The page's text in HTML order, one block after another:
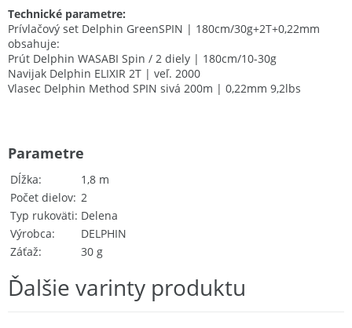
Technické parametre:
Prívlačový set Delphin GreenSPIN | 180cm/30g+2T+0,22mm
obsahuje:
Prút Delphin WASABI Spin / 2 diely | 180cm/10-30g
Navijak Delphin ELIXIR 2T | veľ. 2000
Vlasec Delphin Method SPIN sivá 200m | 0,22mm 9,2lbs
Dĺžka
1,8 m
Počet dielov 2
Typ rukoväti Delena
Výrobca
DELPHIN
Záťaž
30 g
Parametre
Ďalšie varinty produktu